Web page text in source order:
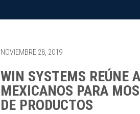
NOVIEMBRE 28, 2019
WIN SYSTEMS REÚNE
MEXICANOS PARA
DE PRODUCTOS